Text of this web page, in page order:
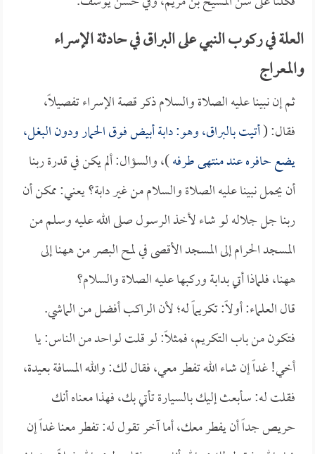
العلة في ركوب النبي على البراق في حادثة الإسراء
والمعراج
ثم إن نبينا عليه الصلاة والسلام ذكر قصة الإسراء تفصيلاً،
فقال: (أتيت بالبراق، وهو: دابة أبيض فوق الحمار ودون البغل،
يضع حافره عند منتهى طرفه)، والسؤال: ألم يكن في قدرة ربنا
أن يحمل نبينا عليه الصلاة والسلام من غير دابة؟ يعني: ممكن أن
ربنا جل جلاله لو شاء لأخذ الرسول صلى الله عليه وسلم من
المسجد الحرام إلى المسجد الأقصى في لمح البصر من ههنا إلى
ههنا، فلماذا أتي بدابة وركبها عليه الصلاة والسلام؟
قال العلماء: أولاً: تكريماً له؛ لأن الراكب أفضل من الماشي.
فتكون من باب التكريم، فمثلاً: لو قلت لواحد من الناس: يا
أخي! غداً إن شاء الله تفطر معي، فقال لك: والله المسافة بعيدة،
فقلت له: سأبعث إليك بالسيارة تأتي بك، فهذا معناه أنك
حريص جداً أن يفطر معك، أما آخر تقول له: تفطر معنا غداً إن